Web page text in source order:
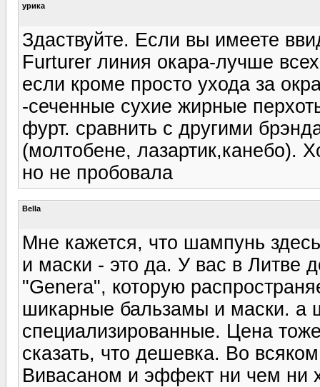
урика
Здаствуйте. Если вы имеете
Furturer линия окара-лучше
если кроме просто ухода за
-сеченные сухие жирные
фурт. сравнить с другими
(молтобене, лазартик,канебо).
но не пробовала
Bella
Мне кажется, что шампунь
и маски - это да. У вас в Литве
"Genera", которую
шикарные бальзамы и маски. а
специализированные. Цена
сказать, что дешевка. Во
Вивасаном и эффект ни чем ни